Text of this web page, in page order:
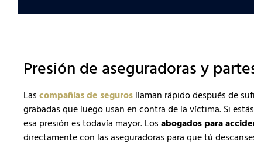
Presión de aseguradoras y
Las compañías de seguros llaman rápido después de
grabadas que luego usan en contra de la víctima. Si
esa presión es todavía mayor. Los abogados para
directamente con las aseguradoras para que tú